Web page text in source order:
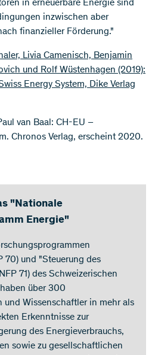
in erneuerbare Energie sind
inzwischen aber
finanzieller Förderung."
Livia Camenisch, Benjamin
und Rolf Wüstenhagen (2019):
Energy System, Dike Verlag
van Baal: CH-EU –
Chronos Verlag, erscheint 2020.
"Nationale
Energie"
70) und "Steuerung des
71) des Schweizerischen
über 300
und Wissenschaftler in mehr als
Erkenntnisse zur
des Energieverbrauchs,
sowie zu gesellschaftlichen